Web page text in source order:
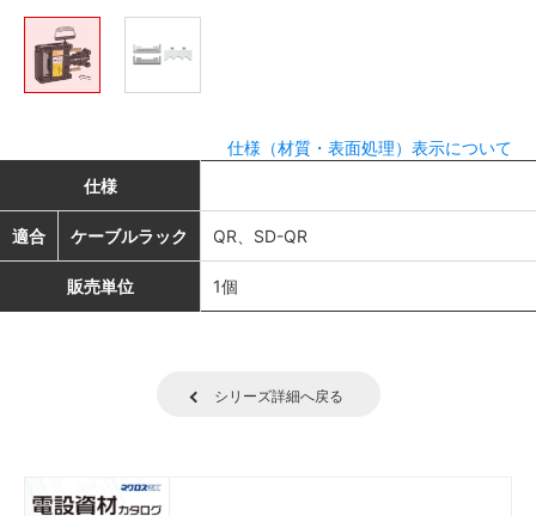
仕様（材質・表面処理）表示について
仕様
適合 ケーブルラック QR、SD-QR
販売単位 1個
シリーズ詳細へ戻る